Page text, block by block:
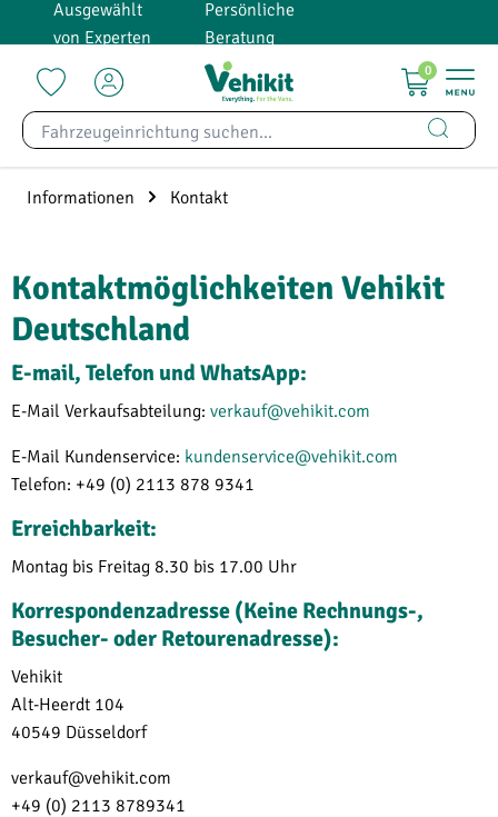
springen
Ausgewählt
von Experten
Persönliche
Beratung
0
Informationen Kontakt
Kontaktmöglichkeiten Vehikit
Deutschland
E-mail, Telefon und WhatsApp:
E-Mail Verkaufsabteilung: verkauf@vehikit.com
E-Mail Kundenservice: kundenservice@vehikit.com
Telefon: +49 (0) 2113 878 9341
Erreichbarkeit:
Montag bis Freitag 8.30 bis 17.00 Uhr
Korrespondenzadresse (Keine Rechnungs-,
Besucher- oder Retourenadresse):
Vehikit
Alt-Heerdt 104
40549 Düsseldorf
verkauf@vehikit.com
+49 (0) 2113 8789341